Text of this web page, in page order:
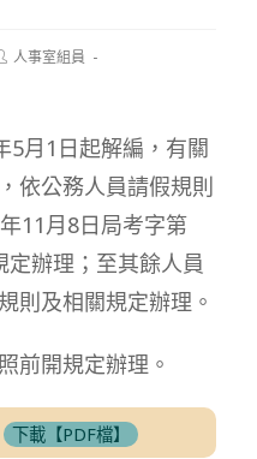
人事室組員
5月1日起解編，有關
依公務人員請假規則
11月8日局考字第
辦理；至其餘人員
則及相關規定辦理。
前開規定辦理。
下載【PDF檔】